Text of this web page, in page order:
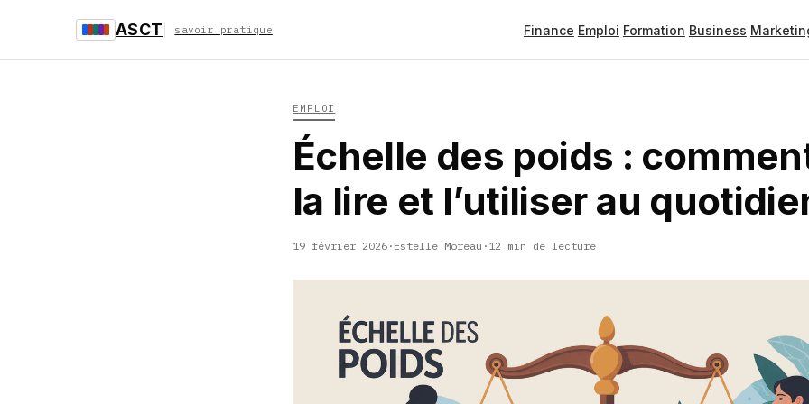
ASCT savoir pratique Finance Emploi Formation Business
EMPLOI
Échelle des poids :
la lire et l’utiliser au
19 février 2026 · Estelle Moreau · 12 min de lecture